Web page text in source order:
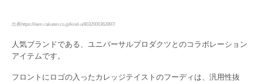
出典https://item.rakuten.co.jp/kind-u/8032000362897/
人気ブランドである、ユニバーサルプロダクツとのコラボレーション
アイテムです。
フロントにロゴの入ったカレッジテイストのフーディは、汎用性抜